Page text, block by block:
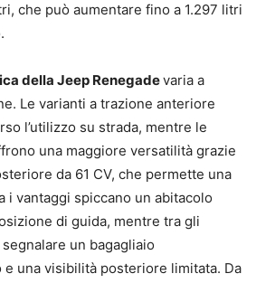
che può aumentare fino a 1.297 litri
della Jeep Renegadevaria a
Le varianti a trazione anteriore
l’utilizzo su strada, mentre le
una maggiore versatilità grazie
da 61 CV, che permette una
i vantaggi spiccano un abitacolo
di guida, mentre tra gli
un bagagliaio
una visibilità posteriore limitata. Da